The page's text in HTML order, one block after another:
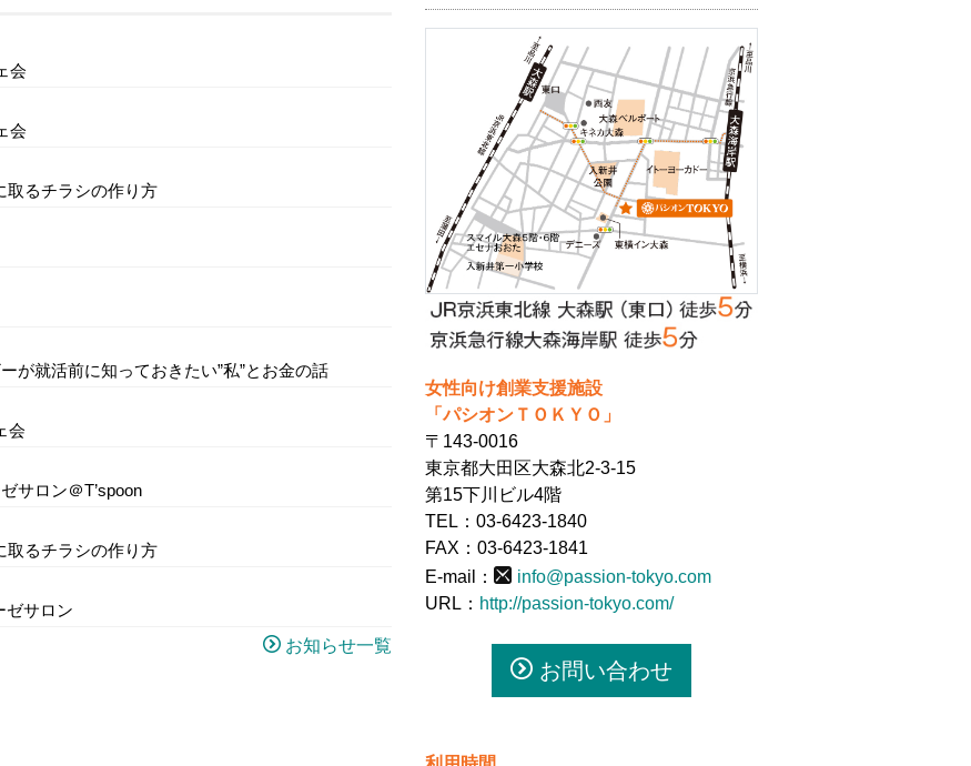
会
会
取るチラシの作り方
が就活前に知っておきたい”私”とお金の話
会
サロン＠T’spoon
取るチラシの作り方
サロン
お知らせ一覧
女性向け創業支援施設
「パシオンＴＯＫＹＯ」
〒143-0016
東京都大田区大森北2-3-15
第15下川ビル4階
TEL：03-6423-1840
FAX：03-6423-1841
E-mail：
info@passion-tokyo.com
URL： http://passion-tokyo.com/
お問い合わせ